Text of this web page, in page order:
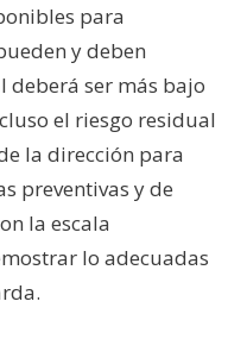
para
y deben
deberá ser más bajo
el riesgo residual
la dirección para
preventivas y de
la escala
lo adecuadas